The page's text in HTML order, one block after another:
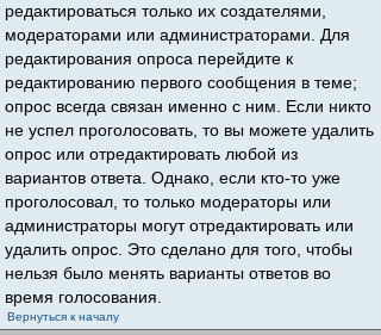
редактироваться только их создателями,
модераторами или администраторами. Для
редактирования опроса перейдите к
редактированию первого сообщения в теме;
опрос всегда связан именно с ним. Если никто
не успел проголосовать, то вы можете удалить
опрос или отредактировать любой из
вариантов ответа. Однако, если кто-то уже
проголосовал, то только модераторы или
администраторы могут отредактировать или
удалить опрос. Это сделано для того, чтобы
нельзя было менять варианты ответов во
время голосования.
Вернуться к началу